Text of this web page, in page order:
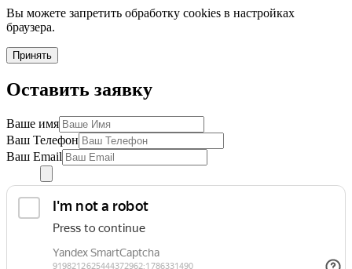
Вы можете запретить обработку cookies в настройках
браузера.
Принять
Оставить заявку
Ваше имя
Ваш Телефон
Ваш Email